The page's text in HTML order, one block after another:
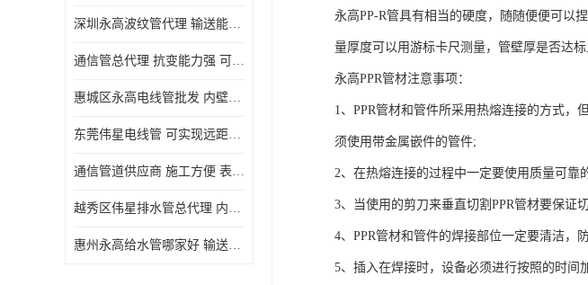
深圳永高波纹管代理 输送能力强 可以承受高温
通信管总代理 抗变能力强 可耐强震 扭曲
惠城区永高电线管批发 内壁光滑 抗震性能好
东莞伟星电线管 可实现远距离通信 频率稳定性好
通信管道供应商 施工方便 表面电阻系数大
越秀区伟星排水管总代理 内部表面光滑 大功率 效率高
惠州永高给水管哪家好 输送能力强 方便施工和运输
永高PP-R管具有相当的硬度，随随便便可以
量厚度可以用游标卡尺测量，管壁厚是否达
永高PPR管材注意事项：
1、PPR管材和管件所采用热熔连接的方式
须使用带金属嵌件的管件;
2、在热熔连接的过程中一定要使用质量可靠
3、当使用的剪刀来垂直切割PPR管材要保证
4、PPR管材和管件的焊接部位一定要清洁，
5、插入在焊接时，设备必须进行按照的时间